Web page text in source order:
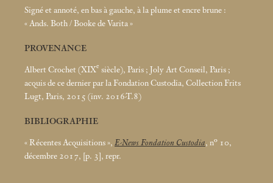
Signé et annoté, en bas à gauche, à la plume et encre brune :
«Ands. Both / Booke de Varita»
PROVENANCE
Albert Crochet (XIXe siècle), Paris ; Joly Art Conseil, Paris ;
acquis de ce dernier par la Fondation Custodia, Collection Frits
Lugt, Paris, 2015 (inv. 2016-T.8)
BIBLIOGRAPHIE
«Récentes Acquisitions», E-News Fondation Custodia, n° 10,
décembre 2017, [p. 3], repr.